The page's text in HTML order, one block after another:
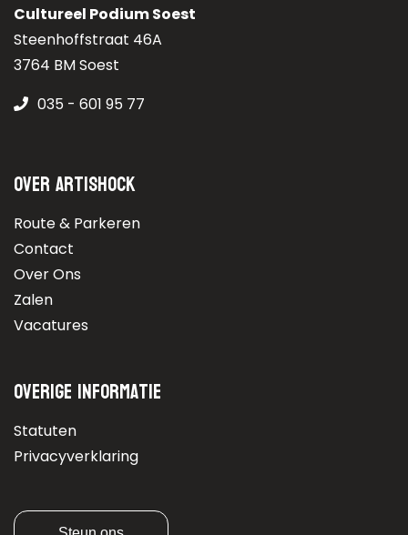
Cultureel Podium Soest
Steenhoffstraat 46A
3764 BM Soest
035 - 601 95 77
Over Artishock
Route & Parkeren
Contact
Over Ons
Zalen
Vacatures
Overige informatie
Statuten
Privacyverklaring